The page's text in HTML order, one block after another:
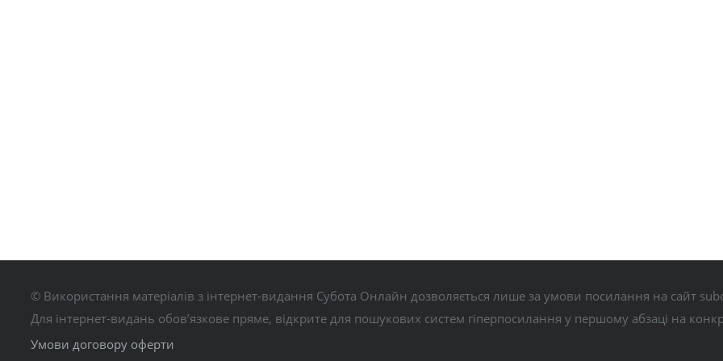
© Використання матеріалів з інтернет-видання Субота Онлайн дозволяється лише за умови посилання на сайт
Для інтернет-видань обов’язкове пряме, відкрите для пошукових систем гіперпосилання у першому абзаці на
Умови договору оферти